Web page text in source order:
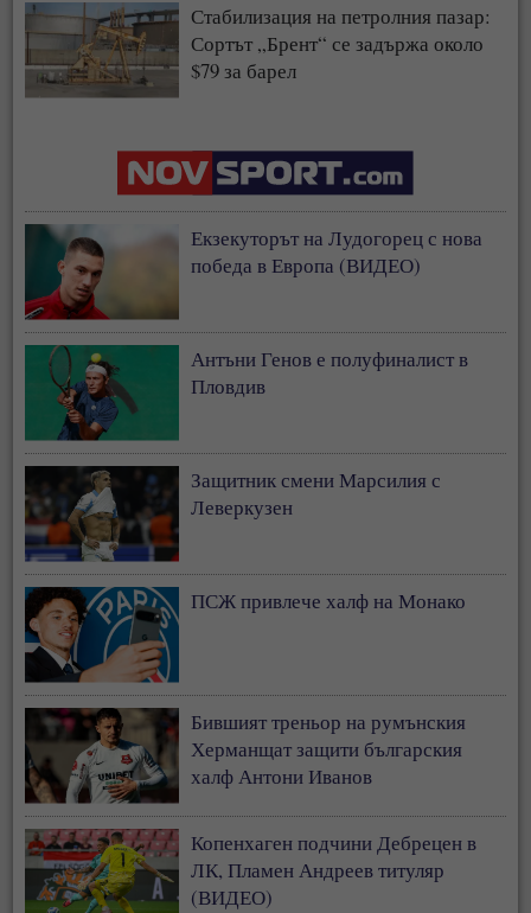
Стабилизация на петролния пазар:
Сортът „Брент“ се задържа около
$79 за барел
Екзекуторът на Лудогорец с нова
победа в Европа (ВИДЕО)
Антъни Генов е полуфиналист в
Пловдив
Защитник смени Марсилия с
Леверкузен
ПСЖ привлече халф на Монако
Бившият треньор на румънския
Херманщат защити българския
халф Антони Иванов
Копенхаген подчини Дебрецен в
ЛК, Пламен Андреев титуляр
(ВИДЕО)